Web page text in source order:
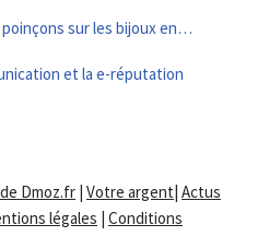
sur les bijoux en…
et la e-réputation
Dmoz.fr | Votre argent| Actus
légales | Conditions